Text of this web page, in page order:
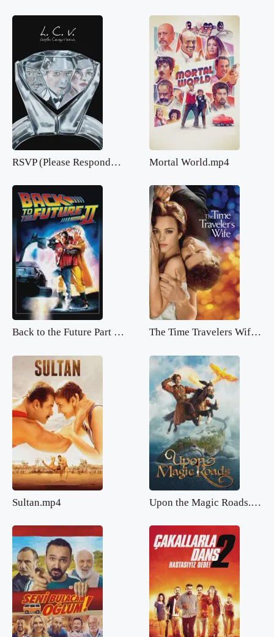
RSVP (Please Respond).mp4 Mortal World.mp4
Back to the Future Part 2.mp4 The Time Travelers Wife.mp4
Sultan.mp4 Upon the Magic Roads.mp4